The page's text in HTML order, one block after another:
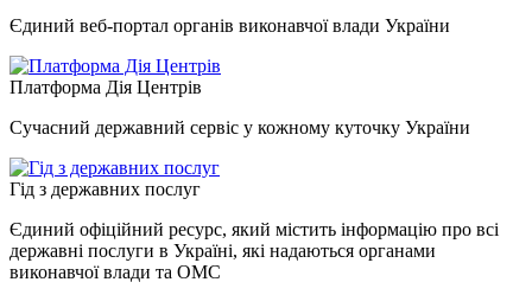
Єдиний веб-портал органів виконавчої влади України
Платформа Дія Центрів
Сучасний державний сервіс у кожному куточку України
Гід з державних послуг
Єдиний офіційний ресурс, який містить інформацію про всі
державні послуги в Україні, які надаються органами
виконавчої влади та ОМС